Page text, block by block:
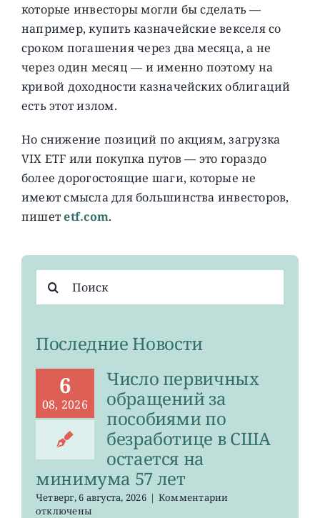
которые инвесторы могли бы сделать —
например, купить казначейские векселя со
сроком погашения через два месяца, а не
через один месяц — и именно поэтому на
кривой доходности казначейских облигаций
есть этот излом.
Но снижение позиций по акциям, загрузка
VIX ETF или покупка путов — это гораздо
более дорогостоящие шаги, которые не
имеют смысла для большинства инвесторов,
пишетetf.com.
поиска:
Последние Новости
6
08, 2026
Число первичных
обращений за
пособиями по
безработице в США
остается на
минимума 57 лет
Четверг, 6 августа, 2026 | Комментариик
отключены